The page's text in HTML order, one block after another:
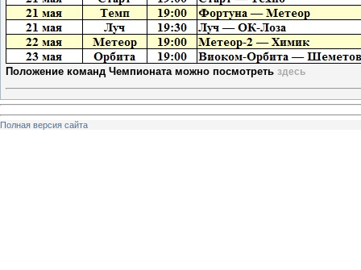
Положение команд Чемпионата можно посмотреть здесь
Полная версия сайта